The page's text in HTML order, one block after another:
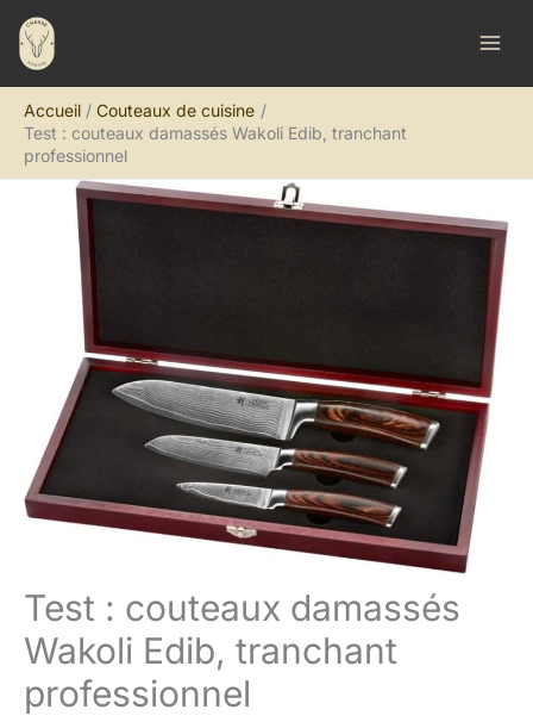
Aller
contenu
Accueil
Couteaux de cuisine
Test : couteaux damassés Wakoli Edib, tranchant
professionnel
Test : couteaux damassés
Wakoli Edib, tranchant
professionnel
R
e
h
e
r